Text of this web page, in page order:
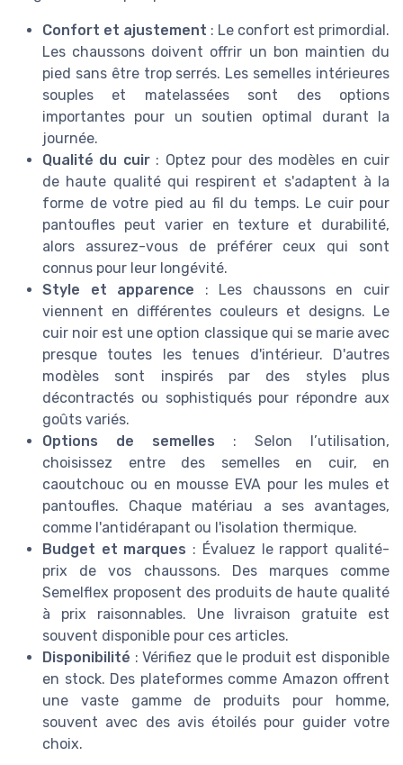
Confort et ajustement : Le confort est primordial.
Les chaussons doivent offrir un bon maintien du
pied sans être trop serrés. Les semelles intérieures
souples et matelassées sont des options
importantes pour un soutien optimal durant la
journée.
Qualité du cuir: Optez pour des modèles en cuir
de haute qualité qui respirent et s'adaptent à la
forme de votre pied au fil du temps. Le cuir pour
pantoufles peut varier en texture et durabilité,
alors assurez-vous de préférer ceux qui sont
connus pour leur longévité.
Style et apparence : Les chaussons en cuir
viennent en différentes couleurs et designs. Le
cuir noir est une option classique qui se marie avec
presque toutes les tenues d'intérieur. D'autres
modèles sont inspirés par des styles plus
décontractés ou sophistiqués pour répondre aux
goûts variés.
Options de semelles : Selon l’utilisation,
choisissez entre des semelles en cuir, en
caoutchouc ou en mousse EVA pour les mules et
pantoufles. Chaque matériau a ses avantages,
comme l'antidérapant ou l'isolation thermique.
Budget et marques : Évaluez le rapport qualité-
prix de vos chaussons. Des marques comme
Semelflex proposent des produits de haute qualité
à prix raisonnables. Une livraison gratuite est
souvent disponible pour ces articles.
Disponibilité : Vérifiez que le produit est disponible
en stock. Des plateformes comme Amazon offrent
une vaste gamme de produits pour homme,
souvent avec des avis étoilés pour guider votre
choix.